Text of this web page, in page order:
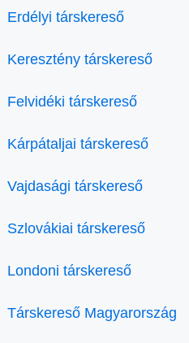
Erdélyi társkereső
Keresztény társkereső
Felvidéki társkereső
Kárpátaljai társkereső
Vajdasági társkereső
Szlovákiai társkereső
Londoni társkereső
Társkereső Magyarország